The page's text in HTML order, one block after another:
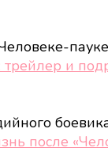
и
после